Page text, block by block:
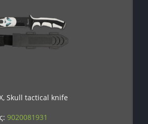
Skull tactical knife
9020081931